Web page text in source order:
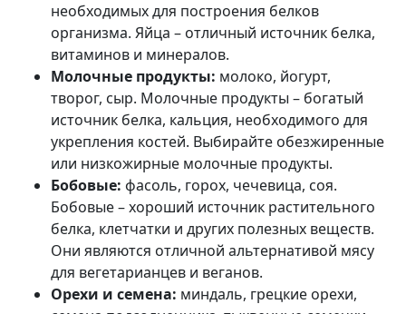
необходимых для построения белков
организма. Яйца – отличный источник белка,
витаминов и минералов.
Молочные продукты: молоко, йогурт,
творог, сыр. Молочные продукты – богатый
источник белка, кальция, необходимого для
укрепления костей. Выбирайте обезжиренные
или низкожирные молочные продукты.
Бобовые: фасоль, горох, чечевица, соя.
Бобовые – хороший источник растительного
белка, клетчатки и других полезных веществ.
Они являются отличной альтернативой мясу
для вегетарианцев и веганов.
Орехи и семена: миндаль, грецкие орехи,